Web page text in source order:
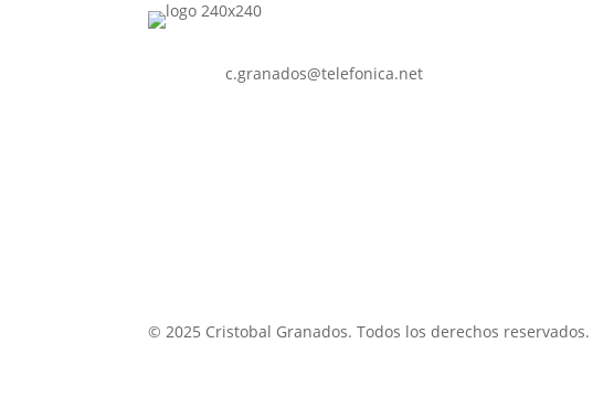
c.granados@telefonica.net
© 2025 Cristobal Granados. Todos los derechos reservados.